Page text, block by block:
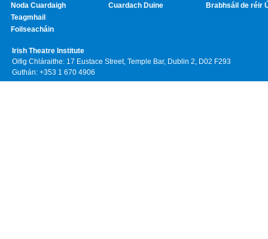
Noda Cuardaigh
Teagmhail
Foilseacháin
Cuardach Duine
Brabhsáil de réir
Irish Theatre Institute
Oifig Chláraithe: 17 Eustace Street, Temple Bar, Dublin 2, D02 F293
Guthán: +353 1 670 4906